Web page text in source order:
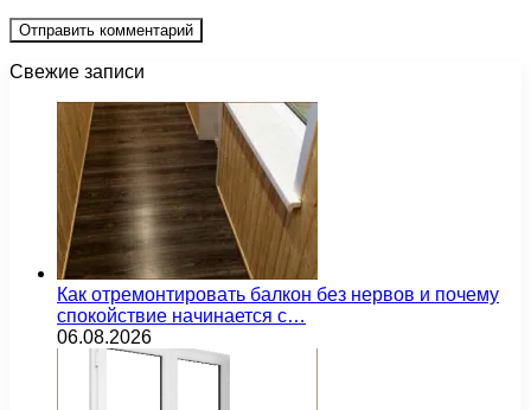
Свежие записи
Как отремонтировать балкон без нервов и почему
спокойствие начинается с…
06.08.2026